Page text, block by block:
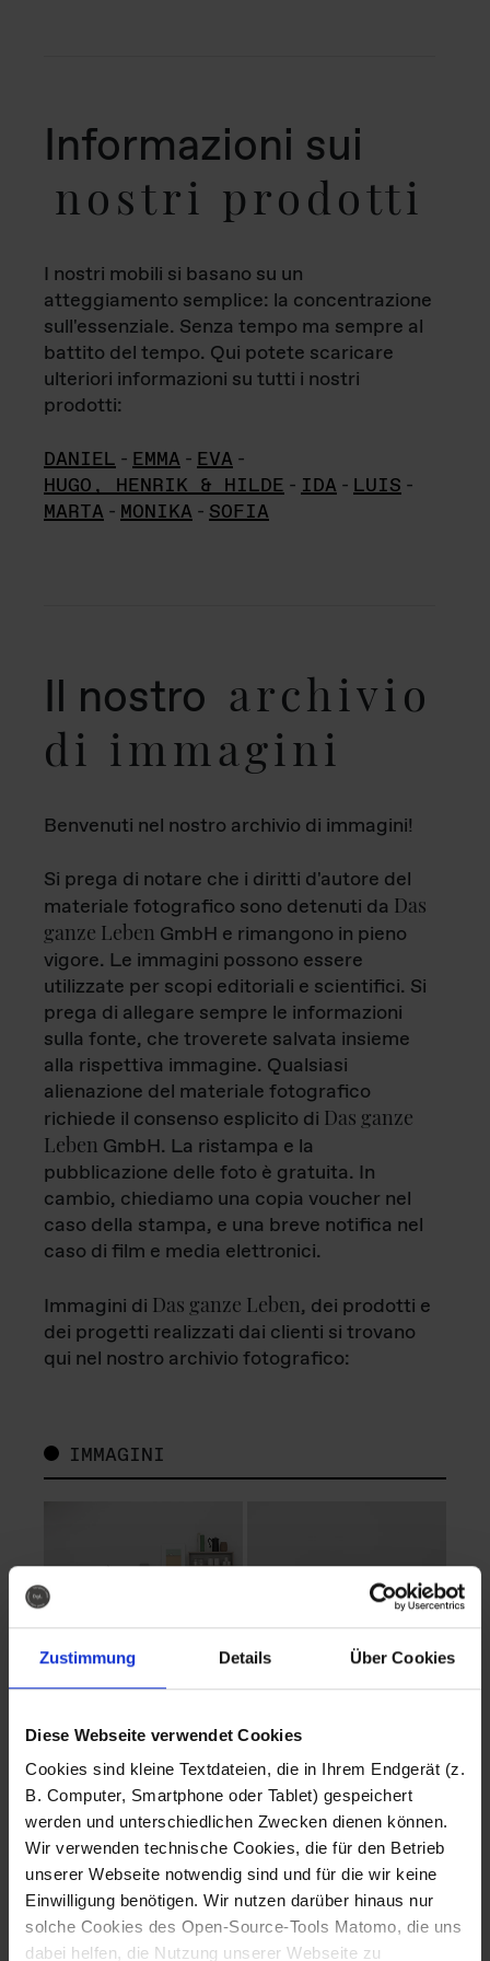
Zustimmung Details Über Cookies
Diese Webseite verwendet Cookies
Cookies sind kleine Textdateien, die in Ihrem Endgerät (z.
B. Computer, Smartphone oder Tablet) gespeichert
werden und unterschiedlichen Zwecken dienen können.
Wir verwenden technische Cookies, die für den Betrieb
unserer Webseite notwendig sind und für die wir keine
Einwilligung benötigen. Wir nutzen darüber hinaus nur
solche Cookies des Open-Source-Tools Matomo, die uns
dabei helfen, die Nutzung unserer Webseite zu
Informazioni sui
nostri prodotti
I nostri mobili si basano su un
atteggiamento semplice: la concentrazione
sull'essenziale. Senza tempo ma sempre al
battito del tempo. Qui potete scaricare
ulteriori informazioni su tutti i nostri
prodotti:
DANIEL - EMMA - EVA -
HUGO, HENRIK & HILDE - IDA - LUIS -
MARTA - MONIKA - SOFIA
Il nostro archivio
di immagini
Benvenuti nel nostro archivio di immagini!
Si prega di notare che i diritti d'autore del
materiale fotografico sono detenuti da Das
ganze Leben GmbH e rimangono in pieno
vigore. Le immagini possono essere
utilizzate per scopi editoriali e scientifici. Si
prega di allegare sempre le informazioni
sulla fonte, che troverete salvata insieme
alla rispettiva immagine. Qualsiasi
alienazione del materiale fotografico
richiede il consenso esplicito di Das ganze
Leben GmbH. La ristampa e la
pubblicazione delle foto è gratuita. In
cambio, chiediamo una copia voucher nel
caso della stampa, e una breve notifica nel
caso di film e media elettronici.
Immagini di Das ganze Leben, dei prodotti e
dei progetti realizzati dai clienti si trovano
qui nel nostro archivio fotografico:
IMMAGINI
Fotografo: Lorenz
Sternbach
Download
Fotografo: Lorenz
Sternbach
Download